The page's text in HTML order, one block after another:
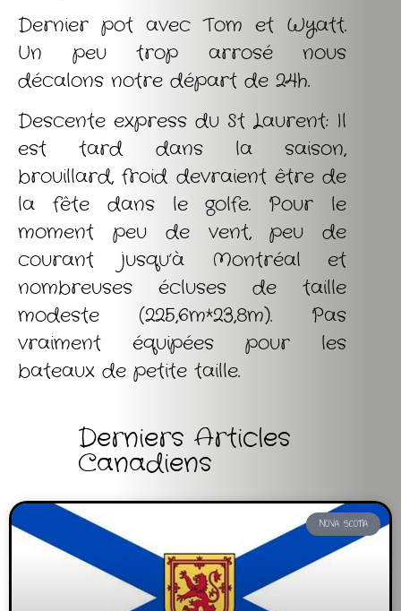
Dernier pot avec Tom et Wyatt.
Un peu trop arrosé nous
décalons notre départ de 24h.
Descente express du St Laurent: Il
est tard dans la saison,
brouillard, froid devraient être de
la fête dans le golfe. Pour le
moment peu de vent, peu de
courant jusqu’à Montréal et
nombreuses écluses de taille
modeste (225,6m*23,8m). Pas
vraiment équipées pour les
bateaux de petite taille.
Derniers Articles
Canadiens
NOVA SCOTIA